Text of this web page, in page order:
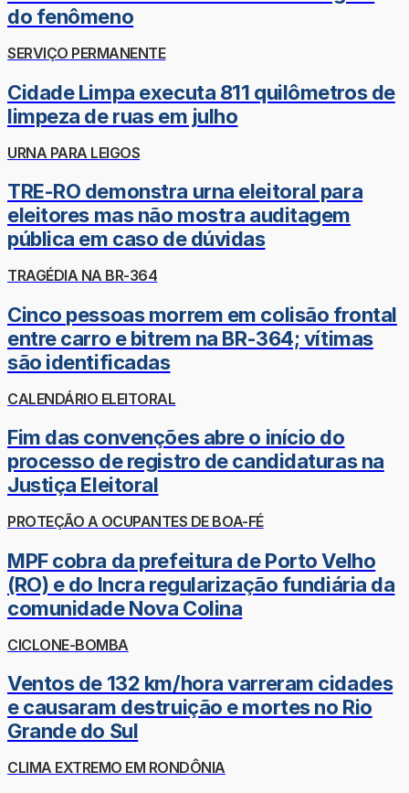
do fenômeno
SERVIÇO PERMANENTE
Cidade Limpa executa 811 quilômetros de
limpeza de ruas em julho
URNA PARA LEIGOS
TRE-RO demonstra urna eleitoral para
eleitores mas não mostra auditagem
pública em caso de dúvidas
TRAGÉDIA NA BR-364
Cinco pessoas morrem em colisão frontal
entre carro e bitrem na BR-364; vítimas
são identificadas
CALENDÁRIO ELEITORAL
Fim das convenções abre o início do
processo de registro de candidaturas na
Justiça Eleitoral
PROTEÇÃO A OCUPANTES DE BOA-FÉ
MPF cobra da prefeitura de Porto Velho
(RO) e do Incra regularização fundiária da
comunidade Nova Colina
CICLONE-BOMBA
Ventos de 132 km/hora varreram cidades
e causaram destruição e mortes no Rio
Grande do Sul
CLIMA EXTREMO EM RONDÔNIA